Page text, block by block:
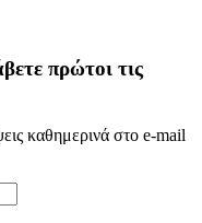
πρώτοι τις
καθημερινά στο e-mail